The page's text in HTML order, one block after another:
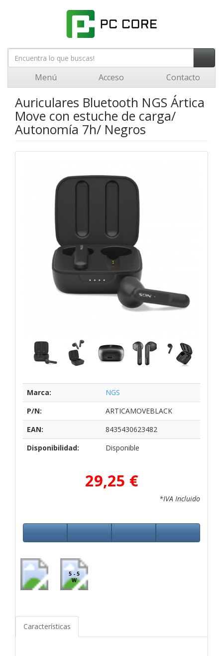
Menú Acceso Contacto
Auriculares Bluetooth NGS Ártica
Move con estuche de carga/
Autonomía 7h/ Negros
Marca:
NGS
P/N:
ARTICAMOVEBLACK
EAN:
8435430623482
Disponibilidad:
Disponible
29,25 €
*IVA Incluido
5 - 5
W
Características